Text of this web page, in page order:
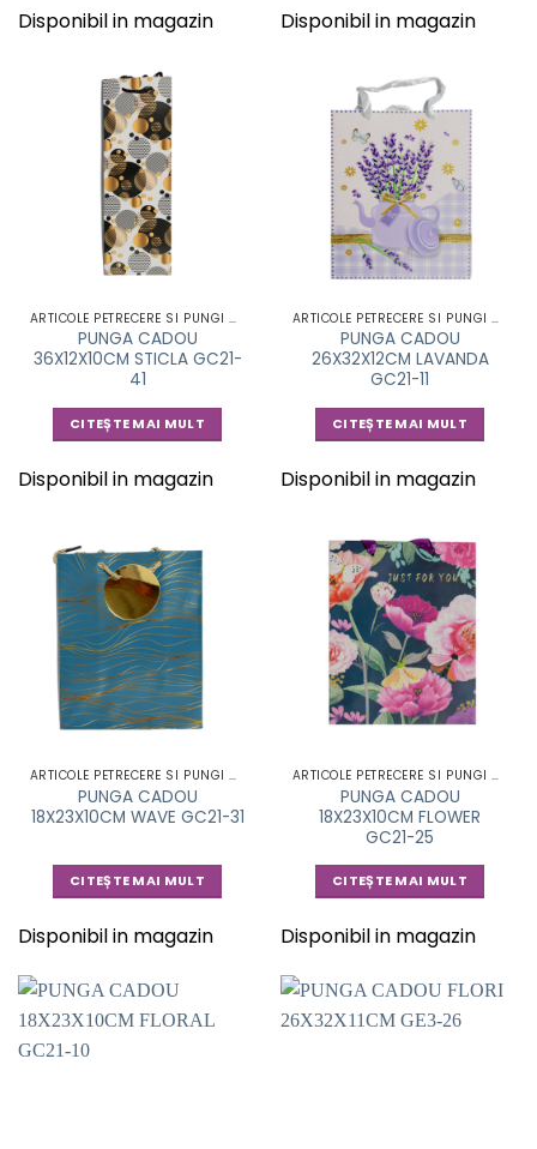
Disponibil in magazin Disponibil in magazin
ARTICOLE PETRECERE SI PUNGI CADOU
PUNGA CADOU
36X12X10CM STICLA GC21-
41
CITEȘTE MAI MULT
Disponibil in magazin
ARTICOLE PETRECERE SI PUNGI CADOU
PUNGA CADOU
26X32X12CM LAVANDA
GC21-11
CITEȘTE MAI MULT
Disponibil in magazin
ARTICOLE PETRECERE SI PUNGI CADOU
PUNGA CADOU
18X23X10CM WAVE GC21-31
CITEȘTE MAI MULT
Disponibil in magazin
ARTICOLE PETRECERE SI PUNGI CADOU
PUNGA CADOU
18X23X10CM FLOWER
GC21-25
CITEȘTE MAI MULT
Disponibil in magazin